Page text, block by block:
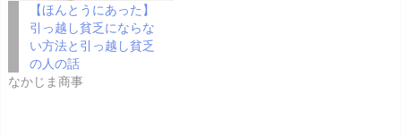
【ほんとうにあった】
引っ越し貧乏にならな
い方法と引っ越し貧乏
の人の話
なかじま商事